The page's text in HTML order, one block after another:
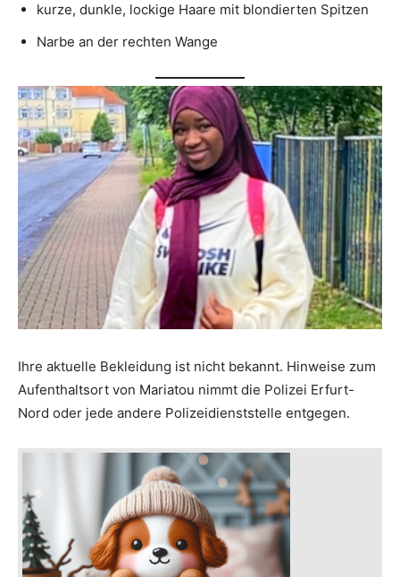
kurze, dunkle, lockige Haare mit blondierten Spitzen
Narbe an der rechten Wange
Ihre aktuelle Bekleidung ist nicht bekannt. Hinweise zum
Aufenthaltsort von Mariatou nimmt die Polizei Erfurt-
Nord oder jede andere Polizeidienststelle entgegen.